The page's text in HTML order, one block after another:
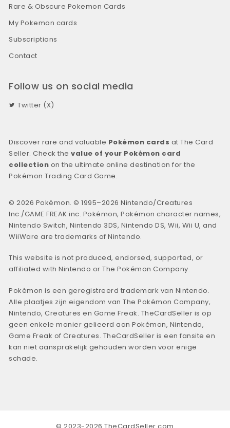
Rare & Obscure Pokemon Cards
My Pokemon cards
Subscriptions
Contact
Follow us on social media
Twitter (X)
Discover rare and valuable Pokémon cards at The Card
Seller. Check thevalue of your Pokémon card
collection on the ultimate online destination for the
Pokémon Trading Card Game.
© 2026 Pokémon. © 1995–2026 Nintendo/Creatures
Inc./GAME FREAK inc. Pokémon, Pokémon character names,
Nintendo Switch, Nintendo 3DS, Nintendo DS, Wii, Wii U, and
WiiWare are trademarks of Nintendo.
This website is not produced, endorsed, supported, or
affiliated with Nintendo or The Pokémon Company.
Pokémon is een geregistreerd trademark van Nintendo.
Alle plaatjes zijn eigendom van The Pokémon Company,
Nintendo, Creatures en Game Freak. TheCardSeller is op
geen enkele manier gelieerd aan Pokémon, Nintendo,
Game Freak of Creatures. TheCardSeller is een fansite en
kan niet aansprakelijk gehouden worden voor enige
schade.
© 2023-2026 TheCardSeller.com